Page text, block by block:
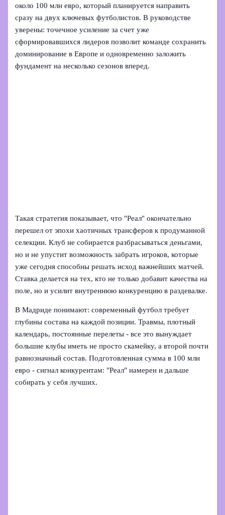
около 100 млн евро, который планируется направить
сразу на двух ключевых футболистов. В руководстве
уверены: точечное усиление за счет уже
сформировавшихся лидеров позволит команде сохранить
доминирование в Европе и одновременно заложить
фундамент на несколько сезонов вперед.
Такая стратегия показывает, что "Реал" окончательно
перешел от эпохи хаотичных трансферов к продуманной
селекции. Клуб не собирается разбрасываться деньгами,
но и не упустит возможность забрать игроков, которые
уже сегодня способны решать исход важнейших матчей.
Ставка делается на тех, кто не только добавит качества на
поле, но и усилит внутреннюю конкуренцию в раздевалке.
В Мадриде понимают: современный футбол требует
глубины состава на каждой позиции. Травмы, плотный
календарь, постоянные перелеты - все это вынуждает
большие клубы иметь не просто скамейку, а второй почти
равнозначный состав. Подготовленная сумма в 100 млн
евро - сигнал конкурентам: "Реал" намерен и дальше
собирать у себя лучших.